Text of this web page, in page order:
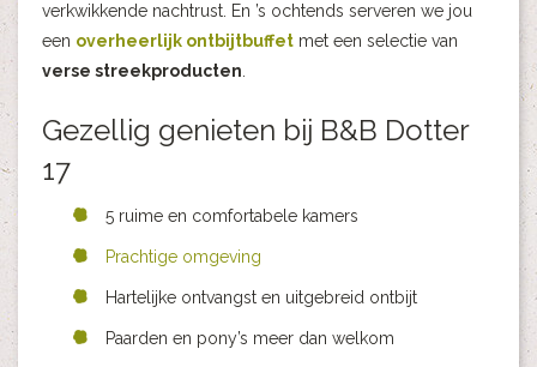
verkwikkende nachtrust. En ’s ochtends serveren we jou
een overheerlijk ontbijtbuffet met een selectie van
verse streekproducten.
Gezellig genieten bij B&B Dotter
17
5 ruime en comfortabele kamers
Prachtige omgeving
Hartelijke ontvangst en uitgebreid ontbijt
Paarden en pony’s meer dan welkom